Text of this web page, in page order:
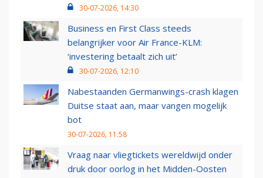
30-07-2026, 14:30
Business en First Class steeds
belangrijker voor Air France-KLM:
‘investering betaalt zich uit’
30-07-2026, 12:10
Nabestaanden Germanwings-crash klagen
Duitse staat aan, maar vangen mogelijk
bot
30-07-2026, 11:58
Vraag naar vliegtickets wereldwijd onder
druk door oorlog in het Midden-Oosten